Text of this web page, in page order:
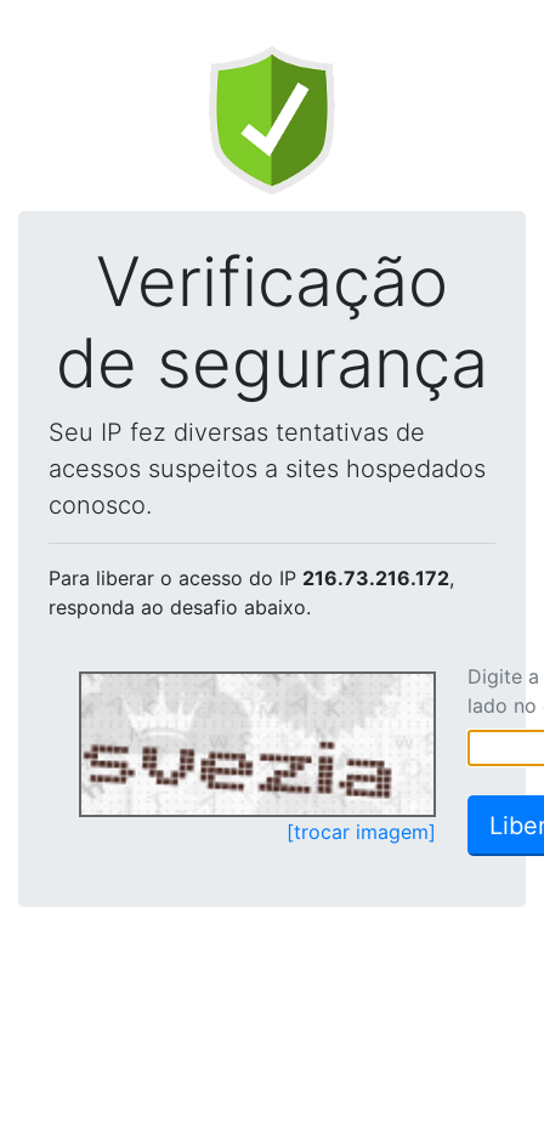
Verificação
de segurança
Seu IP fez diversas tentativas de
acessos suspeitos a sites hospedados
conosco.
Para liberar o acesso do IP 216.73.216.172,
responda ao desafio abaixo.
[trocar imagem]
Digite
lado no